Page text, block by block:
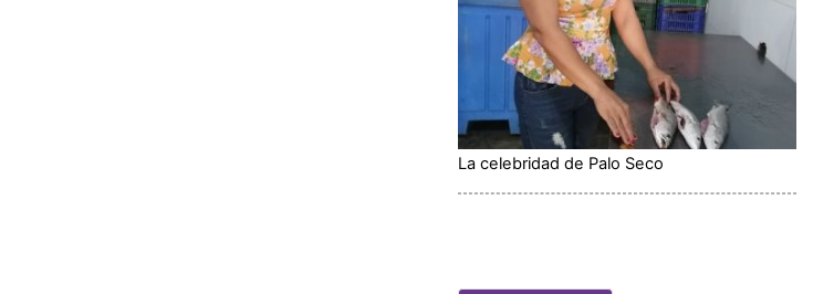
La celebridad de Palo Seco